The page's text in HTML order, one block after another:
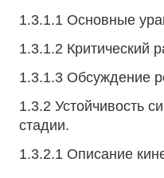
1.3.1.1 Основные
1.3.1.2 Критический
1.3.1.3 Обсуждение
1.3.2 Устойчивость
стадии.
1.3.2.1 Описание